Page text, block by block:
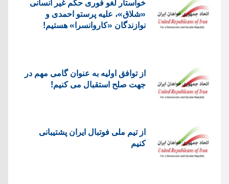
خواستار لغو فوری حکم غیر انسانی
«شلاق»، علیه پرستو احمدی و
نوازندگان «کاروانسرا» هستیم!
از توافق اولیه به عنوان گامی مهم در
جهت صلح استقبال می کنیم!
از تیم ملی فوتبال ایران پشتیبانی
کنیم